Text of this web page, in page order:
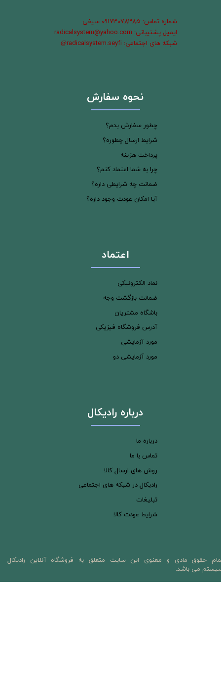
شماره تماس: 09173078385 سیفی
ایمیل پشتیبانی: radicalsystem@yahoo.com
شبکه های اجتماعی: radicalsystem.seyfi
@
نحوه سفارش
چطور سفارش بدم؟
شرایط ارسال چطوره؟
پرداخت هزینه
چرا به شما اعتماد کنم؟
ضمانت چه شرایطی داره؟
آیا امکان عودت وجود داره؟
حقوق مادی و معنوی این سایت متعلق به فروشگاه آنلاین رادیکال
می باشد.
اعتماد
نماد الکترونیکی
ضمانت بازگشت وجه
باشگاه مشتریان
آدرس فروشگاه فیزیکی
مورد آزمایشی
مورد آزمایشی دو
درباره رادیکال
درباره ما
تماس با ما
روش های ارسال کالا
رادیکال در شبکه های اجتماعی
تبلیغات
شرایط عودت کالا